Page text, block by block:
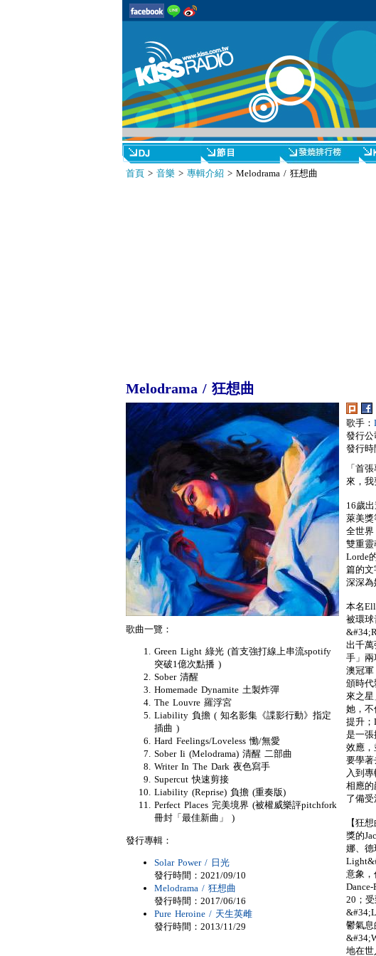
首頁> 音樂> 專輯介紹 > Melodrama / 狂想曲
Melodrama / 狂想曲
歌手：
發行
發行時
「首
來，
16歲
萊美獎
全世界
雙重靈
Lorde
篇的文
深深為
本名
被環球
出千萬
手」兩
澳冠軍
頒時代
來之星
她，不
提升；
是一張
效應
要學著
入到
相應的
了備受
【狂
獎的
娜、德
意象，
20；
鬱氣息
地在世
歌曲一覽：
Green Light 綠光 (首支強打線上串流spotify
突破1億次點播 )
Sober 清醒
Homemade Dynamite 土製炸彈
The Louvre 羅浮宮
Liability 負擔 ( 知名影集《諜影行動》指定
插曲 )
Hard Feelings/Loveless 慟/無愛
Sober Ii (Melodrama) 清醒 二部曲
Writer In The Dark 夜色寫手
Supercut 快速剪接
Liability (Reprise) 負擔 (重奏版)
Perfect Places 完美境界 (被權威樂評pitchfork
冊封「最佳新曲」 )
發行專輯：
Solar Power / 日光
發行時間：2021/09/10
Melodrama / 狂想曲
發行時間：2017/06/16
Pure Heroine / 天生英雌
發行時間：2013/11/29